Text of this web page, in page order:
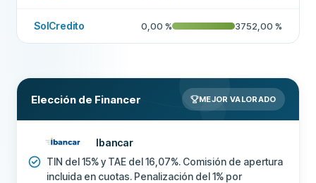
SolCredito 0,00 % 3752,00 %
Elección de Financer MEJOR VALORADO
Ibancar
TIN del 15% y TAE del 16,07%. Comisión de apertura
incluida en cuotas. Penalización del 1% por